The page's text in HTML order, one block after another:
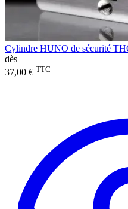
Cylindre HUNO de sécurité
dès
37,00 € TTC